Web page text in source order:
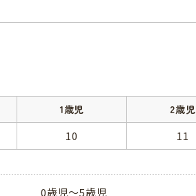
1歳児 2歳児
10 11
0歳児～5歳児